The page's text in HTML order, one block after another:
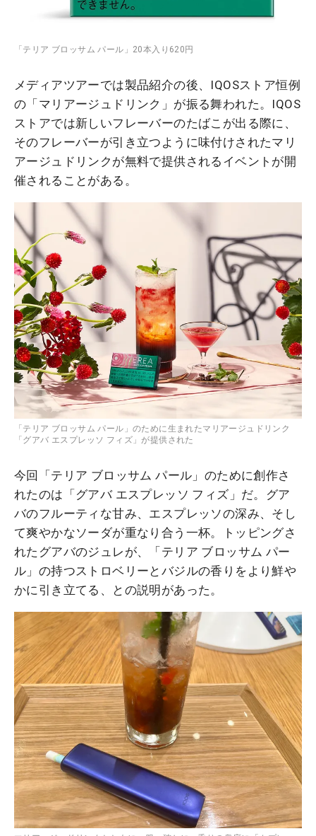
「テリア ブロッサム パール」20本入り620円
メディアツアーでは製品紹介の後、IQOSストア恒例
の「マリアージュドリンク」が振る舞われた。IQOS
ストアでは新しいフレーバーのたばこが出る際に、
そのフレーバーが引き立つように味付けされたマリ
アージュドリンクが無料で提供されるイベントが開
催されることがある。
「テリア ブロッサム パール」のために生まれたマリアージュドリンク
「グアバ エスプレッソ フィズ」が提供された
今回「テリア ブロッサム パール」のために創作さ
れたのは「グアバ エスプレッソ フィズ」だ。グア
バのフルーティな甘み、エスプレッソの深み、そし
て爽やかなソーダが重なり合う一杯。トッピングさ
れたグアバのジュレが、「テリア ブロッサム パー
ル」の持つストロベリーとバジルの香りをより鮮や
かに引き立てる、との説明があった。